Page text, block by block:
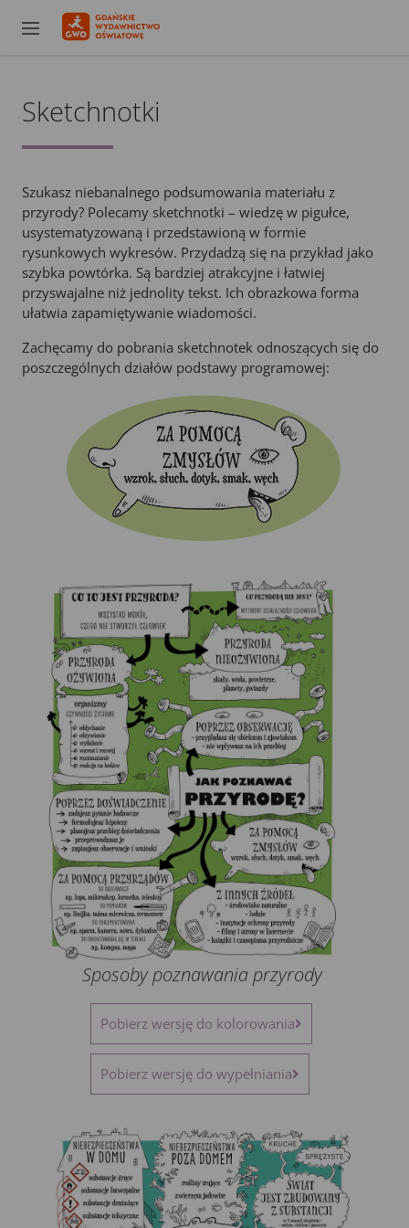
Sketchnotki
Szukasz niebanalnego podsumowania materiału z
przyrody? Polecamy sketchnotki – wiedzę w pigułce,
usystematyzowaną i przedstawioną w formie
rysunkowych wykresów. Przydadzą się na przykład jako
szybka powtórka. Są bardziej atrakcyjne i łatwiej
przyswajalne niż jednolity tekst. Ich obrazkowa forma
ułatwia zapamiętywanie wiadomości.
Zachęcamy do pobrania sketchnotek odnoszących się do
poszczególnych działów podstawy programowej:
Sposoby poznawania przyrody
Pobierz wersję do kolorowania
Pobierz wersję do wypełniania